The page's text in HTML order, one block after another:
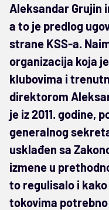
Aleksandar Grujin
a to je predlog
strane KSS-a.
organizacija koja
klubovima i
direktorom
je iz 2011. godine,
generalnog
usklađen sa
izmene u
to regulisalo i
tokovima